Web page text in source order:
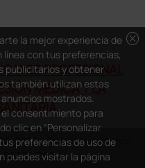
WEB PROFESIONAL
MÉDICA Y LA
2026 - Todos los derechos
B66341298
cancel
la mejor experiencia de
con tus preferencias,
publicitarios y obtener
también utilizan estas
mostrados.
el consentimiento para
clic en “Personalizar
preferencias de uso de
puedes visitar la página